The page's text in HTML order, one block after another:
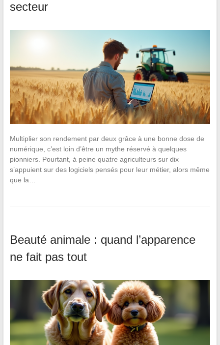
secteur
Multiplier son rendement par deux grâce à une bonne dose de
numérique, c’est loin d’être un mythe réservé à quelques
pionniers. Pourtant, à peine quatre agriculteurs sur dix
s’appuient sur des logiciels pensés pour leur métier, alors même
que la…
Beauté animale : quand l’apparence
ne fait pas tout